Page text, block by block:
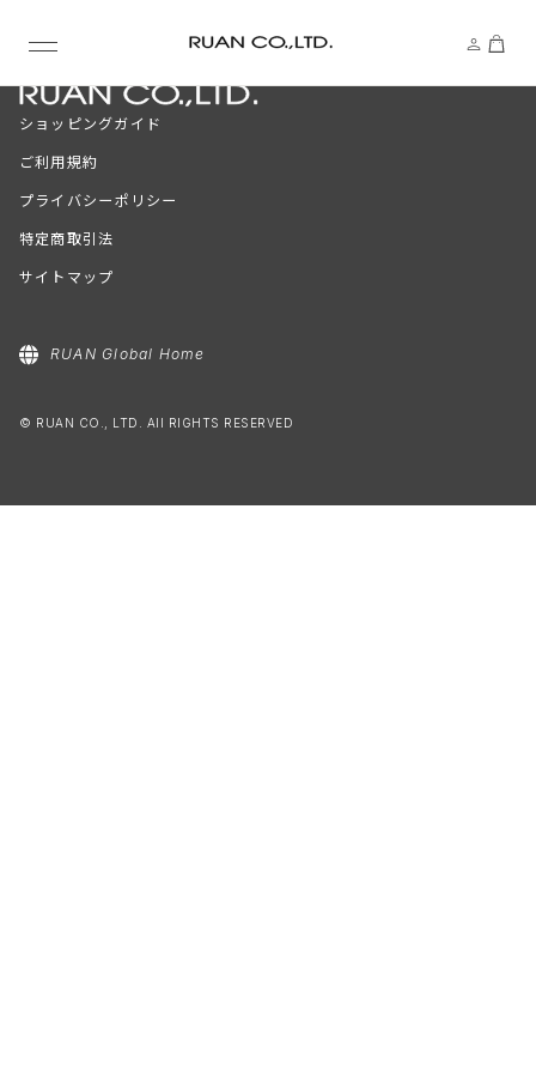
ショッピングガイド
ご利用規約
プライバシーポリシー
特定商取引法
サイトマップ
RUAN Global Home
© RUAN CO., LTD. All RIGHTS RESERVED